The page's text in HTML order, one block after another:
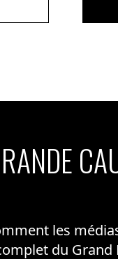
les
du Grand